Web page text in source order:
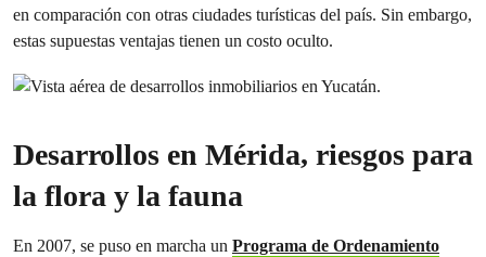
en comparación con otras ciudades turísticas del país. Sin embargo,
estas supuestas ventajas tienen un costo oculto.
Desarrollos en Mérida, riesgos para
la flora y la fauna
En 2007, se puso en marcha un Programa de Ordenamiento